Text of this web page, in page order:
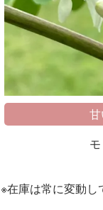
甘
※在庫は常に変動し